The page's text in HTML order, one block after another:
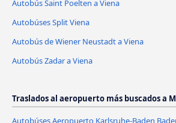
Autobús Saint Poelten a Viena
Autobúses Split Viena
Autobús de Wiener Neustadt a Viena
Autobús Zadar a Viena
Traslados al aeropuerto más buscados a
Autobúses Aeropuerto Karlsruhe-Baden